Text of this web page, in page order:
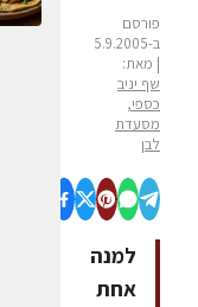
פורסם
ב-5.9.2005
| מאת:
שף יניב
כספי,
מסעדת
לבן
למנה
אחת